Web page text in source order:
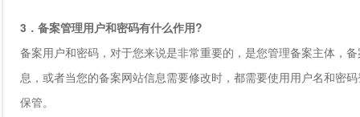
3．备案管理用户和密码有什么作用?
备案用户和密码，对于您来说是非常重要的，是您管理备案主体，
息，或者当您的备案网站信息需要修改时，都需要使用用户名和密
保管。